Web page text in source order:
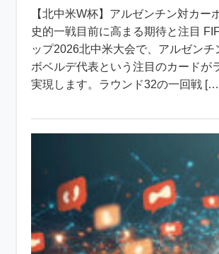
【北中米W杯】アルゼンチン対カー
史的一戦目前に高まる期待と注目
ップ2026北中米大会で、アルゼンチ
ボベルデ代表という注目のカードが
実現します。ラウンド32の一回戦